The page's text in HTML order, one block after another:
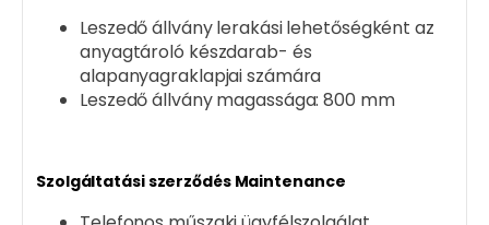
Leszedő állvány lerakási lehetőségként az
anyagtároló készdarab- és
alapanyagraklapjai számára
Leszedő állvány magassága: 800 mm
Szolgáltatási szerződés Maintenance